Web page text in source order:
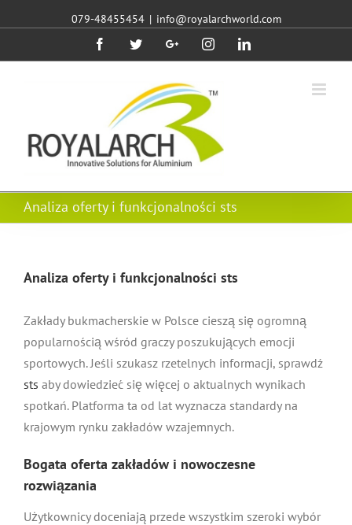
079-48455454 | info@royalarchworld.com
FacebookTwitterGoogle+InstagramLinkedin
Analiza oferty i funkcjonalności sts
Analiza oferty i funkcjonalności sts
Zakłady bukmacherskie w Polsce cieszą się ogromną
popularnością wśród graczy poszukujących emocji
sportowych. Jeśli szukasz rzetelnych informacji, sprawdź
sts aby dowiedzieć się więcej o aktualnych wynikach
spotkań. Platforma ta od lat wyznacza standardy na
krajowym rynku zakładów wzajemnych.
Bogata oferta zakładów i nowoczesne
rozwiązania
Użytkownicy doceniają przede wszystkim szeroki wybór